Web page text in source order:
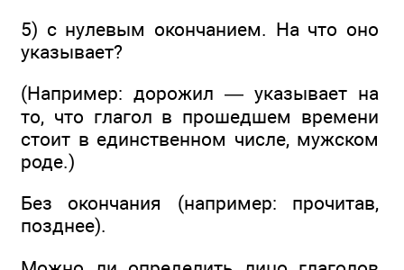
5) с нулевым окончанием. На что оно
указывает?
(Например: дорожил — указывает на
то, что глагол в прошедшем времени
стоит в единственном числе, мужском
роде.)
Без окончания (например: прочитав,
позднее).